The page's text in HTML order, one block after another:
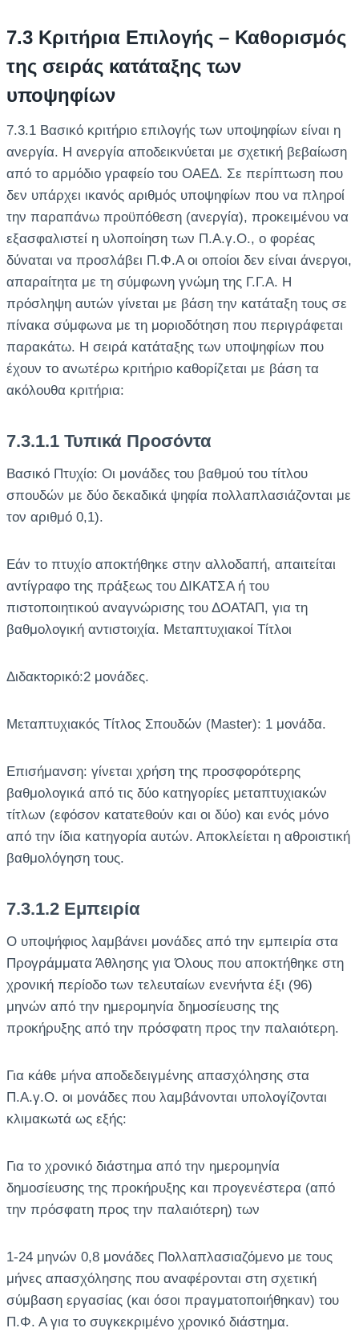
7.3 Κριτήρια Επιλογής – Καθορισμός
της σειράς κατάταξης των
υποψηφίων
7.3.1 Βασικό κριτήριο επιλογής των υποψηφίων είναι η
ανεργία. Η ανεργία αποδεικνύεται με σχετική βεβαίωση
από το αρμόδιο γραφείο του ΟΑΕΔ. Σε περίπτωση που
δεν υπάρχει ικανός αριθμός υποψηφίων που να πληροί
την παραπάνω προϋπόθεση (ανεργία), προκειμένου να
εξασφαλιστεί η υλοποίηση των Π.Α.γ.Ο., ο φορέας
δύναται να προσλάβει Π.Φ.Α οι οποίοι δεν είναι άνεργοι,
απαραίτητα με τη σύμφωνη γνώμη της Γ.Γ.Α. Η
πρόσληψη αυτών γίνεται με βάση την κατάταξη τους σε
πίνακα σύμφωνα με τη μοριοδότηση που περιγράφεται
παρακάτω. Η σειρά κατάταξης των υποψηφίων που
έχουν το ανωτέρω κριτήριο καθορίζεται με βάση τα
ακόλουθα κριτήρια:
7.3.1.1 Τυπικά Προσόντα
Βασικό Πτυχίο: Οι μονάδες του βαθμού του τίτλου
σπουδών με δύο δεκαδικά ψηφία πολλαπλασιάζονται με
τον αριθμό 0,1).
Εάν το πτυχίο αποκτήθηκε στην αλλοδαπή, απαιτείται
αντίγραφο της πράξεως του ΔΙΚΑΤΣΑ ή του
πιστοποιητικού αναγνώρισης του ΔΟΑΤΑΠ, για τη
βαθμολογική αντιστοιχία. Μεταπτυχιακοί Τίτλοι
Διδακτορικό:2 μονάδες.
Μεταπτυχιακός Τίτλος Σπουδών (Master): 1 μονάδα.
Επισήμανση: γίνεται χρήση της προσφορότερης
βαθμολογικά από τις δύο κατηγορίες μεταπτυχιακών
τίτλων (εφόσον κατατεθούν και οι δύο) και ενός μόνο
από την ίδια κατηγορία αυτών. Αποκλείεται η αθροιστική
βαθμολόγηση τους.
7.3.1.2 Εμπειρία
Ο υποψήφιος λαμβάνει μονάδες από την εμπειρία στα
Προγράμματα Άθλησης για Όλους που αποκτήθηκε στη
χρονική περίοδο των τελευταίων ενενήντα έξι (96)
μηνών από την ημερομηνία δημοσίευσης της
προκήρυξης από την πρόσφατη προς την παλαιότερη.
Για κάθε μήνα αποδεδειγμένης απασχόλησης στα
Π.Α.γ.Ο. οι μονάδες που λαμβάνονται υπολογίζονται
κλιμακωτά ως εξής:
Για το χρονικό διάστημα από την ημερομηνία
δημοσίευσης της προκήρυξης και προγενέστερα (από
την πρόσφατη προς την παλαιότερη) των
1-24 μηνών 0,8 μονάδες Πολλαπλασιαζόμενο με τους
μήνες απασχόλησης που αναφέρονται στη σχετική
σύμβαση εργασίας (και όσοι πραγματοποιήθηκαν) του
Π.Φ. Α για το συγκεκριμένο χρονικό διάστημα.